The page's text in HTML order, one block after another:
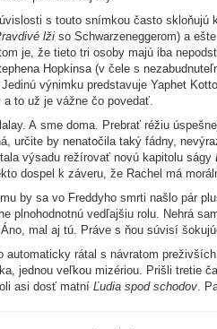
s touto snímkou často skloňujú
lži so Schwarzeneggerom) a
je, že tieto tri osoby majú iba
Hopkinsa (v čele s
výnimku predstavuje Yaphet
a to už je vážne čo povedať.
A sme doma. Prebrať réžiu
určite by nenatočila taký fádny,
výsadu režírovať novú kapitolu ságy
dospel k záveru, že Rachel má
by sa vo Freddyho smrti našlo pár
plnohodnotnú vedľajšiu rolu. Nehrá
mal aj tú. Práve s ňou súvisí
automaticky rátal s návratom
jednou veľkou mizériou. Prišli tretie
asi dosť matní Ľudia spod schodov.